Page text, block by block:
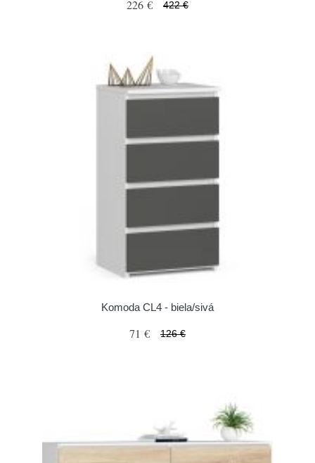
226 € 422 €
Komoda CL4 - biela/sivá
71 € 126 €